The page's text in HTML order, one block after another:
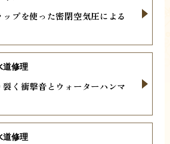
プを使った密閉空気圧による
く衝撃音とウォーターハンマ
道修理
道修理